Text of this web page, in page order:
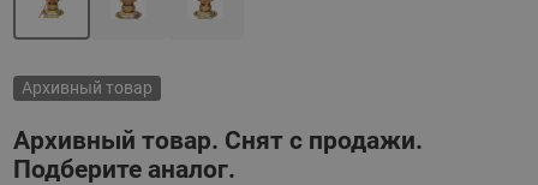
Архивный товар
Архивный товар. Снят с продажи.
Подберите аналог.